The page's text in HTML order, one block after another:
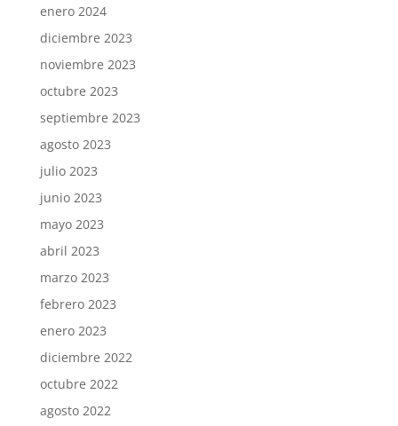
enero 2024
diciembre 2023
noviembre 2023
octubre 2023
septiembre 2023
agosto 2023
julio 2023
junio 2023
mayo 2023
abril 2023
marzo 2023
febrero 2023
enero 2023
diciembre 2022
octubre 2022
agosto 2022